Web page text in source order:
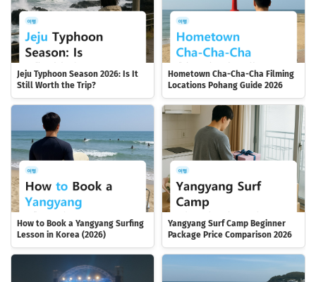
Jeju Typhoon Season 2026: Is It
Still Worth the Trip?
Hometown Cha-Cha-Cha Filming
Locations Pohang Guide 2026
How to Book a Yangyang Surfing
Lesson in Korea (2026)
Yangyang Surf Camp Beginner
Package Price Comparison 2026